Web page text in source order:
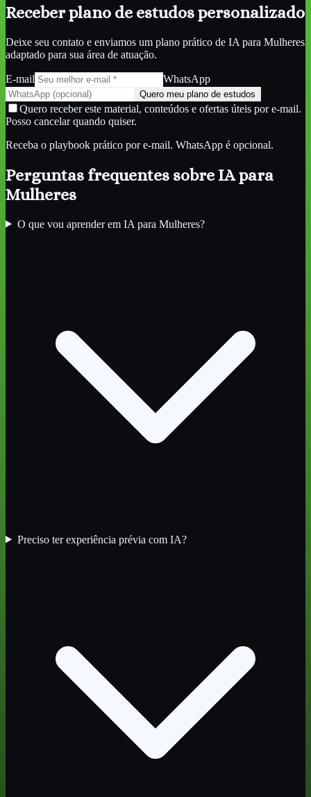
Receber plano de estudos personalizado
Deixe seu contato e enviamos um plano prático de IA para Mulheres
adaptado para sua área de atuação.
E-mail WhatsApp
Quero meu plano de estudos
Quero receber este material, conteúdos e ofertas úteis por e-mail.
Posso cancelar quando quiser.
Receba o playbook prático por e-mail. WhatsApp é opcional.
Perguntas frequentes sobre IA para
Mulheres
O que vou aprender em IA para Mulheres?
Preciso ter experiência prévia com IA?